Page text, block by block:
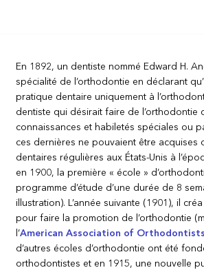
En 1892, un dentiste nommé Edward H.
spécialité de l’orthodontie en déclarant
pratique dentaire uniquement à
dentiste qui désirait faire de l’orthodontie
connaissances et habiletés spéciales ou
ces dernières ne pouvaient être acquises
dentaires régulières aux États-Unis à
en 1900, la première « école »
programme d’étude d’une durée de 8
illustration). L’année suivante (1901), il
pour faire la promotion de l’orthodontie
l’American Association of Orthodontists
d’autres écoles d’orthodontie ont été
orthodontistes et en 1915, une nouvelle